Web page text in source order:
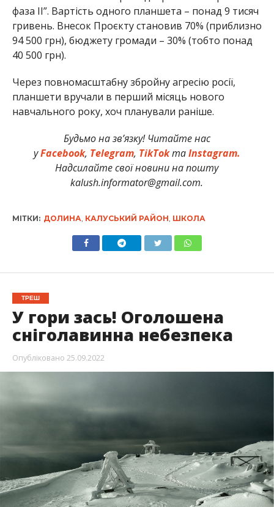
фаза ІІ”. Вартість одного планшета – понад 9 тисяч
гривень. Внесок Проєкту становив 70% (приблизно
94 500 грн), бюджету громади – 30% (тобто понад
40 500 грн).
Через повномасштабну збройну агресію росії,
планшети вручали в перший місяць нового
навчального року, хоч планували раніше.
Будьмо на зв’язку! Читайте нас
уFacebook, Telegram, TikTokтаInstagram.
Надсилайте свої новини на пошту
kalush.informator@gmail.com.
МІТКИ: ДОЛИНА, КАЛУСЬКИЙ РАЙОН, ШКОЛА
ТРЕШ
У гори зась! Оголошена
сніголавинна небезпека
Опубліковано 25.09.2022